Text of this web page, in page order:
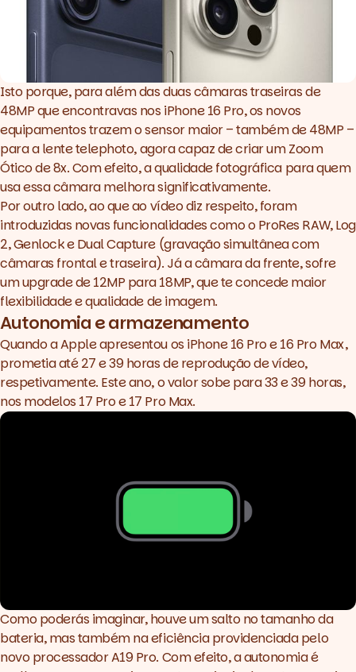
Isto porque, para além das duas câmaras traseiras de
48MP que encontravas nos iPhone 16 Pro, os novos
equipamentos trazem o sensor maior – também de 48MP –
para a lentetelephoto,agoracapaz de criar um Zoom
Ótico de 8x.Com efeito, a qualidade fotográfica para quem
usa essa câmara melhora significativamente.
Por outro lado, ao que ao vídeo diz respeito, foram
introduzidas novas funcionalidades como o ProRes RAW, Log
2, Genlock e Dual Capture (gravação simultânea com
câmaras frontal e traseira). Já a câmara da frente, sofre
umupgradede 12MP para 18MP, que te concede maior
flexibilidade e qualidade de imagem.
Autonomia e armazenamento
Quando a Apple apresentou os iPhone 16 Pro e 16 Pro Max,
prometia até 27 e 39 horas de reprodução de vídeo,
respetivamente. Este ano, o valor sobe para 33 e 39 horas,
nos modelos 17 Pro e 17 Pro Max.
Como poderás imaginar, houve um salto no tamanho da
bateria, mas também na eficiência providenciada pelo
novo processador A19 Pro. Com efeito, a autonomia é